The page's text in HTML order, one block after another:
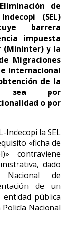
de
(SEL)
barrera
impuesta
(Mininter) y la
Migraciones
internacional
de la
sea por
o por
Indecopi la SEL
«ficha de
contraviene
dado
Nacional de
de un
pública
Policía Nacional